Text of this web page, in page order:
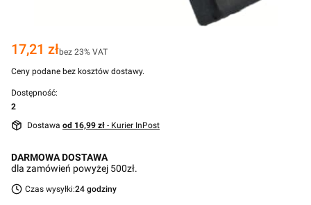
Cena
17,21 złbez 23% VAT
Ceny podane bez kosztów dostawy.
Dostępność:
2
Dostawa od 16,99 zł - Kurier InPost
DARMOWA DOSTAWA
dla zamówień powyżej 500zł.
Czas wysyłki:24 godziny